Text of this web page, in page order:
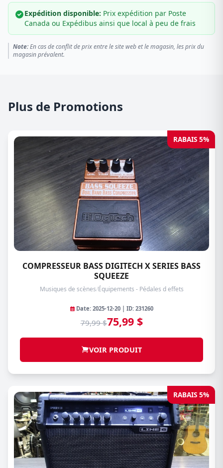
Expédition disponible: Prix expédition par Poste
Canada ou Expédibus ainsi que local à peu de frais
Note:En cas de conflit de prix entre le site web et le magasin, les prix du
magasin prévalent.
Plus de Promotions
RABAIS 5%
COMPRESSEUR BASS DIGITECH X SERIES BASS
SQUEEZE
Musiques de scènes/Équipements - Pédales d effets
Date: 2025-12-20 | ID: 231260
79,99 $75,99 $
VOIR PRODUIT
RABAIS 5%